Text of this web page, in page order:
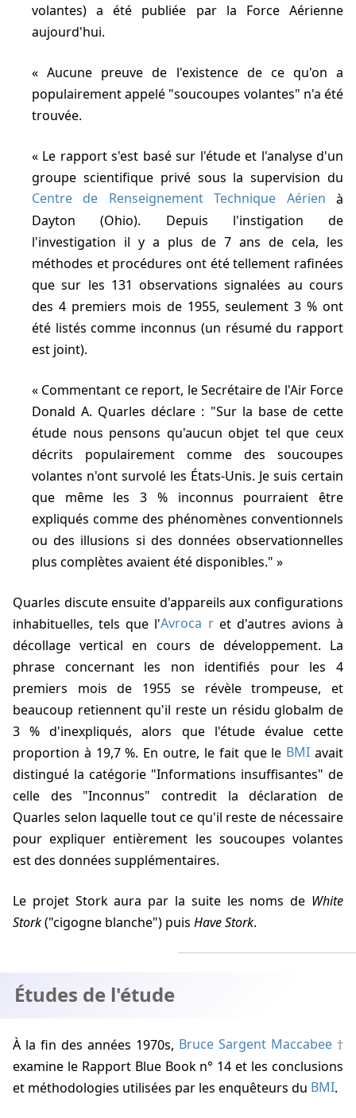
volantes) a été publiée par la Force Aérienne
aujourd'hui.
Aucune preuve de l'existence de ce qu'on a
populairement appelé "soucoupes volantes" n'a été
trouvée.
Le rapport s'est basé sur l'étude et l'analyse d'un
groupe scientifique privé sous la supervision du
Centre de Renseignement Technique Aérien à
Dayton (Ohio). Depuis l'instigation de
l'investigation il y a plus de 7 ans de cela, les
méthodes et procédures ont été tellement rafinées
que sur les 131 observations signalées au cours
des 4 premiers mois de 1955, seulement 3 % ont
été listés comme inconnus (un résumé du rapport
est joint).
Commentant ce report, le Secrétaire de l'Air Force
Donald A. Quarles déclare : "Sur la base de cette
étude nous pensons qu'aucun objet tel que ceux
décrits populairement comme des soucoupes
volantes n'ont survolé les États-Unis. Je suis certain
que même les 3 % inconnus pourraient être
expliqués comme des phénomènes conventionnels
ou des illusions si des données observationnelles
plus complètes avaient été disponibles."
Quarles discute ensuite d'appareils aux configurations
inhabituelles, tels que l'Avroca ret d'autres avions à
décollage vertical en cours de développement. La
phrase concernant les non identifiés pour les 4
premiers mois de 1955 se révèle trompeuse, et
beaucoup retiennent qu'il reste un résidu globalm de
3 % d'inexpliqués, alors que l'étude évalue cette
proportion à 19,7 %. En outre, le fait que le BMI avait
distingué la catégorie "Informations insuffisantes" de
celle des "Inconnus" contredit la déclaration de
Quarles selon laquelle tout ce qu'il reste de nécessaire
pour expliquer entièrement les soucoupes volantes
est des données supplémentaires.
Le projet Stork aura par la suite les noms de White
Stork("cigogne blanche") puis Have Stork.
Études de l'étude
À la fin des années 1970s, Bruce Sargent Maccabee
examine le Rapport Blue Book n° 14 et les conclusions
et méthodologies utilisées par les enquêteurs du BMI.